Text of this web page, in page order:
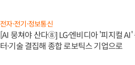
전자·전기·정보통신
[AI 뭉쳐야 산다⑧] LG·엔비디아 '피지컬 AI'
터·기술 결집해 종합 로보틱스 기업으로